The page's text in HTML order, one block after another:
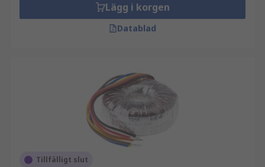
Lägg i korgen
Datablad
Tillfälligt slut